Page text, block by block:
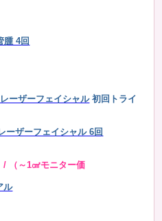
腫 4回
ーザーフェイシャル 初回トライ
ーザーフェイシャル 6回
（～1㎠モニター価
ル